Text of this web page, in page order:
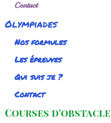
Contact
Olympiades
Nos formules
Les épreuves
Qui suis je ?
Contact
Courses d'obstacle